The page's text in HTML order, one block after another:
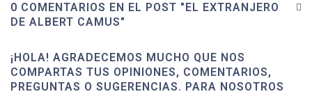
0 COMENTARIOS EN EL POST "EL EXTRANJERO
DE ALBERT CAMUS"
¡HOLA! AGRADECEMOS MUCHO QUE NOS
COMPARTAS TUS OPINIONES, COMENTARIOS,
PREGUNTAS O SUGERENCIAS. PARA NOSOTROS